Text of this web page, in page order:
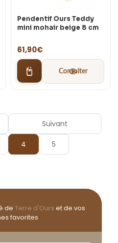
Pendentif Ours Teddy
mini mohair beige 8 cm
61,90€
Consulter
4 5
Suivant
de Terre d'Ours et de vos
favorites